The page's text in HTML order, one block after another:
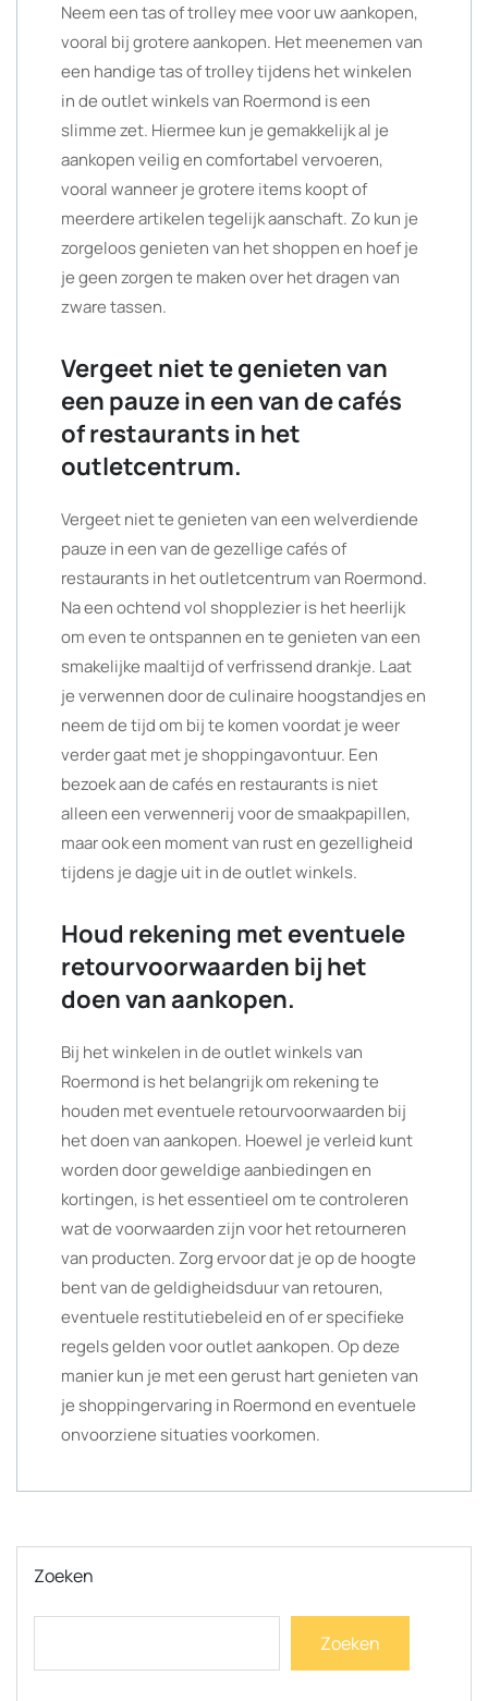
Neem een tas of trolley mee voor uw aankopen,
vooral bij grotere aankopen. Het meenemen van
een handige tas of trolley tijdens het winkelen
in de outlet winkels van Roermond is een
slimme zet. Hiermee kun je gemakkelijk al je
aankopen veilig en comfortabel vervoeren,
vooral wanneer je grotere items koopt of
meerdere artikelen tegelijk aanschaft. Zo kun je
zorgeloos genieten van het shoppen en hoef je
je geen zorgen te maken over het dragen van
zware tassen.
Vergeet niet te genieten van
een pauze in een van de cafés
of restaurants in het
outletcentrum.
Vergeet niet te genieten van een welverdiende
pauze in een van de gezellige cafés of
restaurants in het outletcentrum van Roermond.
Na een ochtend vol shopplezier is het heerlijk
om even te ontspannen en te genieten van een
smakelijke maaltijd of verfrissend drankje. Laat
je verwennen door de culinaire hoogstandjes en
neem de tijd om bij te komen voordat je weer
verder gaat met je shoppingavontuur. Een
bezoek aan de cafés en restaurants is niet
alleen een verwennerij voor de smaakpapillen,
maar ook een moment van rust en gezelligheid
tijdens je dagje uit in de outlet winkels.
Houd rekening met eventuele
retourvoorwaarden bij het
doen van aankopen.
Bij het winkelen in de outlet winkels van
Roermond is het belangrijk om rekening te
houden met eventuele retourvoorwaarden bij
het doen van aankopen. Hoewel je verleid kunt
worden door geweldige aanbiedingen en
kortingen, is het essentieel om te controleren
wat de voorwaarden zijn voor het retourneren
van producten. Zorg ervoor dat je op de hoogte
bent van de geldigheidsduur van retouren,
eventuele restitutiebeleid en of er specifieke
regels gelden voor outlet aankopen. Op deze
manier kun je met een gerust hart genieten van
je shoppingervaring in Roermond en eventuele
onvoorziene situaties voorkomen.
Zoeken
Zoeken